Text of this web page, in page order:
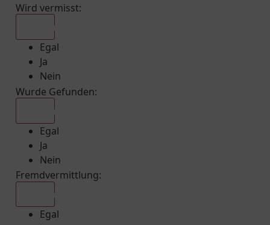
Wird vermisst:
Egal
Ja
Nein
Wurde Gefunden:
Egal
Ja
Nein
Fremdvermittlung:
Egal